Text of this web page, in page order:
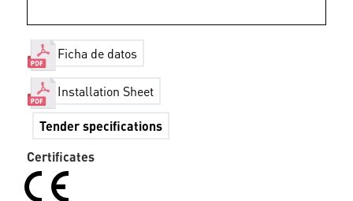
Ficha de datos
Installation Sheet
Tender specifications
Certificates